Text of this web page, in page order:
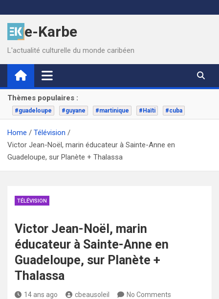
to
contente-Karbe
L'actualité culturelle du monde caribéen
Thèmes populaires :
#guadeloupe #guyane #martinique #Haïti #cuba
Home
Télévision
Victor Jean-Noël, marin éducateur à Sainte-Anne en
Guadeloupe, sur Planète + Thalassa
TÉLÉVISION
Victor Jean-Noël, marin
éducateur à Sainte-Anne en
Guadeloupe, sur Planète +
Thalassa
14 ans ago cbeausoleil No Comments